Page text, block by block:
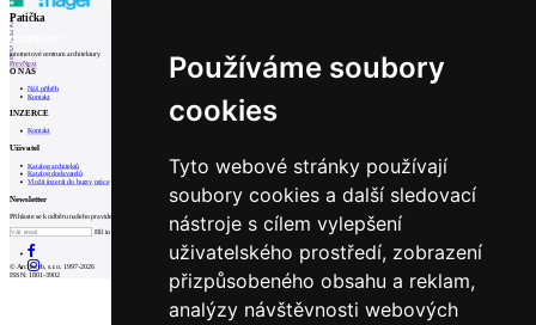
Používáme soubory
cookies
Tyto webové stránky používají
soubory cookies a další sledovací
nástroje s cílem vylepšení
uživatelského prostředí, zobrazení
přizpůsobeného obsahu a reklam,
analýzy návštěvnosti webových
1
2
3
4
5
6
PrevNext
Patička
internetové centrum architektury
O NÁS
Náš příběh
Kontakt
INZERCE
Kontakt
Uživatel
Katalog architektů
Katalog dodavatelů
Vložit inzerát do burzy práce
Newsletter
Přihlaste se k odběru našeho pravidelného týdenního newsletteru:
Fill in „nospam“
© Archiweb, s.r.o. 1997-2026
ISSN: 1801-3902